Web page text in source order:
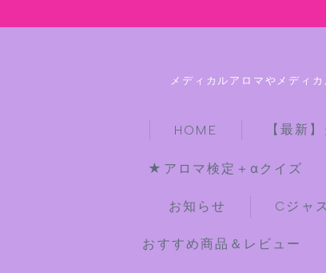
メディカルアロマやメディ
HOME 【最新
★アロマ検定＋αクイズ
お知らせ Cジャ
おすすめ商品＆レビュー